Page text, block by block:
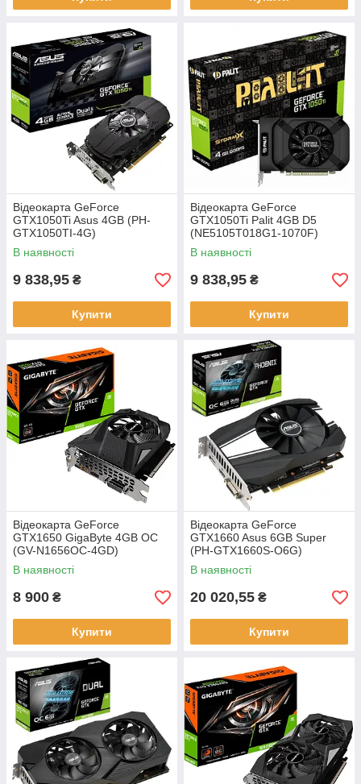
Відеокарта GeForce
GTX1050Ti Asus 4GB (PH-
GTX1050TI-4G)
В наявності
9 838,95 ₴
Купити
Відеокарта GeForce
GTX1050Ti Palit 4GB D5
(NE5105T018G1-1070F)
В наявності
9 838,95 ₴
Купити
Відеокарта GeForce
GTX1650 GigaByte 4GB OC
(GV-N1656OC-4GD)
В наявності
8 900 ₴
Купити
Відеокарта GeForce
GTX1660 Asus 6GB Super
(PH-GTX1660S-O6G)
В наявності
20 020,55 ₴
Купити